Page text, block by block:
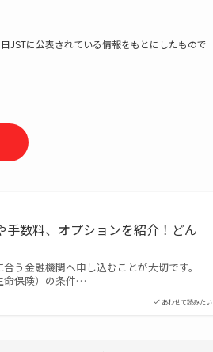
JSTに公表されている情報をもとにしたもので
あわせて読みたい
手数料、オプションを紹介！どん
う金融機関へ申し込むことが大切です。
命保険）の条件…